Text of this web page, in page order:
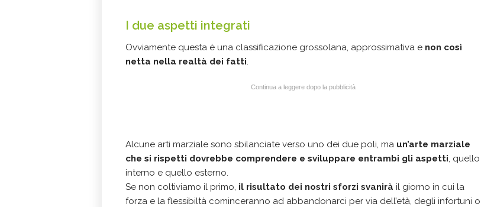
I due aspetti integrati
Ovviamente questa è una classificazione grossolana, approssimativa e non così
netta nella realtà dei fatti.
Continua a leggere dopo la pubblicità
Alcune arti marziale sono sbilanciate verso uno dei due poli, ma un’arte marziale
che si rispetti dovrebbe comprendere e sviluppare entrambi gli aspetti, quello
interno e quello esterno.
Se non coltiviamo il primo, il risultato dei nostri sforzi svanirà il giorno in cui la
forza e la flessibiltà cominceranno ad abbandonarci per via dell’età, degli infortuni o